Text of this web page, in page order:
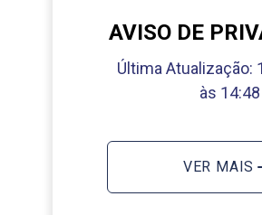
AVISO DE
Última Atualização:
às 14:48
VER MAIS